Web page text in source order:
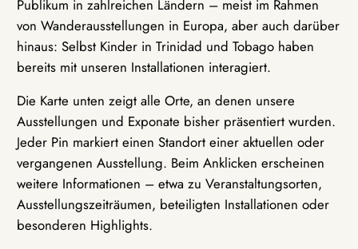
Publikum in zahlreichen Ländern – meist im Rahmen
von Wanderausstellungen in Europa, aber auch darüber
hinaus: Selbst Kinder in Trinidad und Tobago haben
bereits mit unseren Installationen interagiert.
Die Karte unten zeigt alle Orte, an denen unsere
Ausstellungen und Exponate bisher präsentiert wurden.
Jeder Pin markiert einen Standort einer aktuellen oder
vergangenen Ausstellung. Beim Anklicken erscheinen
weitere Informationen – etwa zu Veranstaltungsorten,
Ausstellungszeiträumen, beteiligten Installationen oder
besonderen Highlights.